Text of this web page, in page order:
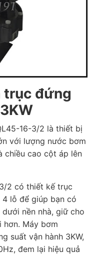
trục đứng
16-3/2 là thiết bị
với lượng nước bơm
chiều cao cột áp lên
2 có thiết kế trục
lỗ để giúp bạn có
nền nhà, giữ cho
hơn. Máy bơm
suất vận hành 3KW,
đem lại hiệu quả